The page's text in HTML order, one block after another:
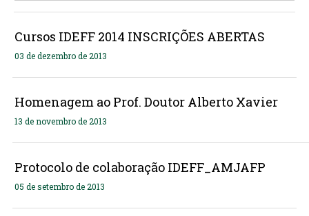
Cursos IDEFF 2014 INSCRIÇÕES ABERTAS
03 de dezembro de 2013
Homenagem ao Prof. Doutor Alberto Xavier
13 de novembro de 2013
Protocolo de colaboração IDEFF_AMJAFP
05 de setembro de 2013